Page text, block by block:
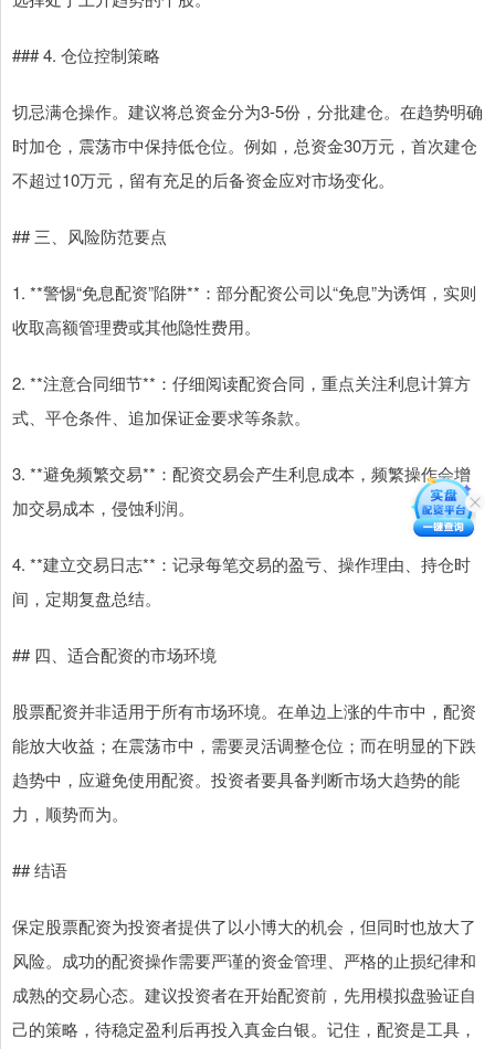
### 4. 仓位控制策略
切忌满仓操作。建议将总资金分为3-5份，分批建仓。在趋势明确
时加仓，震荡市中保持低仓位。例如，总资金30万元，首次建仓
不超过10万元，留有充足的后备资金应对市场变化。
## 三、风险防范要点
1. **警惕“免息配资”陷阱**：部分配资公司以“免息”为诱饵，实则
收取高额管理费或其他隐性费用。
2. **注意合同细节**：仔细阅读配资合同，重点关注利息计算方
式、平仓条件、追加保证金要求等条款。
3. **避免频繁交易**：配资交易会产生利息成本，频繁操作会增
加交易成本，侵蚀利润。
4. **建立交易日志**：记录每笔交易的盈亏、操作理由、持仓时
间，定期复盘总结。
## 四、适合配资的市场环境
股票配资并非适用于所有市场环境。在单边上涨的牛市中，配资
能放大收益；在震荡市中，需要灵活调整仓位；而在明显的下跌
趋势中，应避免使用配资。投资者要具备判断市场大趋势的能
力，顺势而为。
## 结语
保定股票配资为投资者提供了以小博大的机会，但同时也放大了
风险。成功的配资操作需要严谨的资金管理、严格的止损纪律和
成熟的交易心态。建议投资者在开始配资前，先用模拟盘验证自
己的策略，待稳定盈利后再投入真金白银。记住，配资是工具，